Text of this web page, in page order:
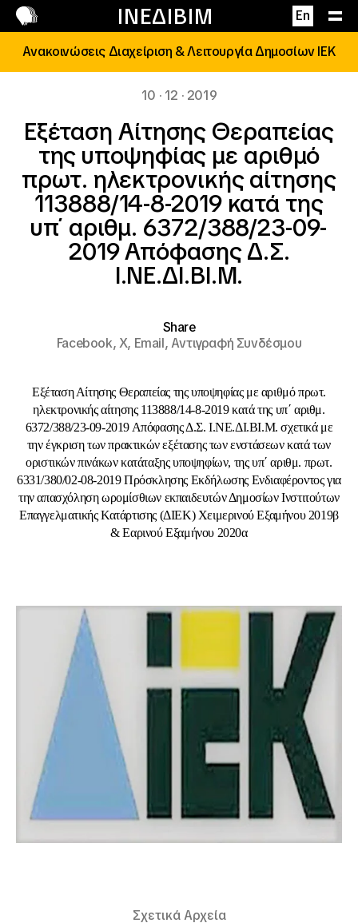
ΙΝΕΔΙΒΙΜ En
Επικοινωνία
Ανακοινώσεις Διαχείριση & Λειτουργία Δημοσίων ΙΕΚ
10 · 12 · 2019
Εξέταση Αίτησης Θεραπείας
της υποψηφίας με αριθμό
πρωτ. ηλεκτρονικής αίτησης
113888/14-8-2019 κατά της
υπ΄ αριθμ. 6372/388/23-09-
2019 Απόφασης Δ.Σ.
Ι.ΝΕ.ΔΙ.ΒΙ.Μ.
Share
Facebook,X, Email,Αντιγραφή Συνδέσμου
Εξέταση Αίτησης Θεραπείας της υποψηφίας με αριθμό πρωτ.
ηλεκτρονικής αίτησης 113888/14-8-2019 κατά της υπ΄ αριθμ.
6372/388/23-09-2019 Απόφασης Δ.Σ. Ι.ΝΕ.ΔΙ.ΒΙ.Μ. σχετικά με
την έγκριση των πρακτικών εξέτασης των ενστάσεων κατά των
οριστικών πινάκων κατάταξης υποψηφίων, της υπ΄ αριθμ. πρωτ.
6331/380/02-08-2019 Πρόσκλησης Εκδήλωσης Ενδιαφέροντος για
την απασχόληση ωρομίσθιων εκπαιδευτών Δημοσίων Ινστιτούτων
Επαγγελματικής Κατάρτισης (ΔΙΕΚ) Χειμερινού Εξαμήνου 2019β
& Εαρινού Εξαμήνου 2020α
Σχετικά Αρχεία